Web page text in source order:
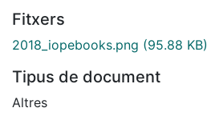
Fitxers
2018_iopebooks.png (95.88 KB)
Tipus de document
Altres